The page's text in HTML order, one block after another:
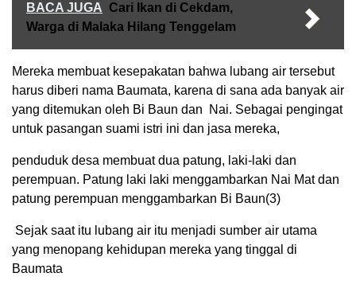
BACA JUGA Cari Ikan di Cekdam,
Warga di Malaka Hilang Tenggelam
Mereka membuat kesepakatan bahwa lubang air tersebut
harus diberi nama Baumata, karena di sana ada banyak air
yang ditemukan oleh Bi Baun dan Nai. Sebagai pengingat
untuk pasangan suami istri ini dan jasa mereka,
penduduk desa membuat dua patung, laki-laki dan
perempuan. Patung laki laki menggambarkan Nai Mat dan
patung perempuan menggambarkan Bi Baun(3)
Sejak saat itu lubang air itu menjadi sumber air utama
yang menopang kehidupan mereka yang tinggal di
Baumata